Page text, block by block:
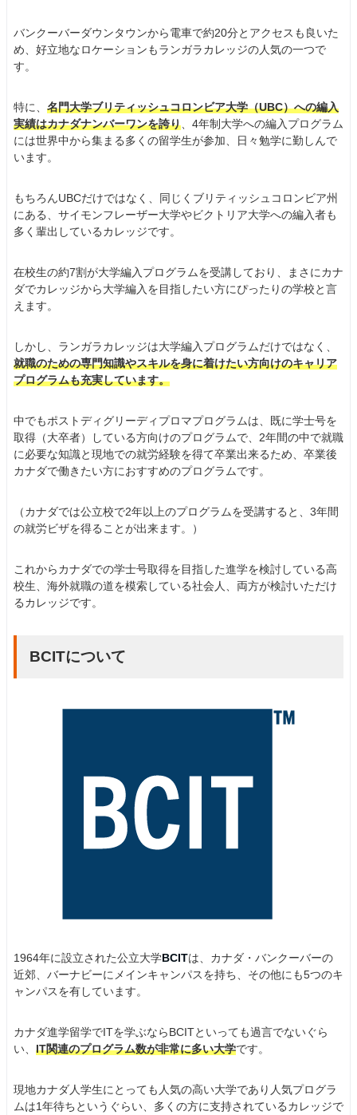
バンクーバーダウンタウンから電車で約20分とアクセスも良いた
め、好立地なロケーションもランガラカレッジの人気の一つで
す。
特に、 名門大学ブリティッシュコロンビア大学（UBC）への編入
実績はカナダナンバーワンを誇り、4年制大学への編入プログラム
には世界中から集まる多くの留学生が参加、日々勉学に勤しんで
います。
もちろんUBCだけではなく、同じくブリティッシュコロンビア州
にある、サイモンフレーザー大学やビクトリア大学への編入者も
多く輩出しているカレッジです。
在校生の約7割が大学編入プログラムを受講しており、まさにカナ
ダでカレッジから大学編入を目指したい方にぴったりの学校と言
えます。
しかし、ランガラカレッジは大学編入プログラムだけではなく、
就職のための専門知識やスキルを身に着けたい方向けのキャリア
プログラムも充実しています。
中でもポストディグリーディプロマプログラムは、既に学士号を
取得（大卒者）している方向けのプログラムで、2年間の中で就職
に必要な知識と現地での就労経験を得て卒業出来るため、卒業後
カナダで働きたい方におすすめのプログラムです。
（カナダでは公立校で2年以上のプログラムを受講すると、3年間
の就労ビザを得ることが出来ます。）
これからカナダでの学士号取得を目指した進学を検討している高
校生、海外就職の道を模索している社会人、両方が検討いただけ
るカレッジです。
BCITについて
1964年に設立された公立大学 BCITは、カナダ・バンクーバーの
近郊、バーナビーにメインキャンパスを持ち、その他にも5つのキ
ャンパスを有しています。
カナダ進学留学でITを学ぶならBCITといっても過言でないぐら
い、 IT関連のプログラム数が非常に多い大学です。
現地カナダ人学生にとっても人気の高い大学であり人気プログラ
ムは1年待ちというぐらい、多くの方に支持されているカレッジで